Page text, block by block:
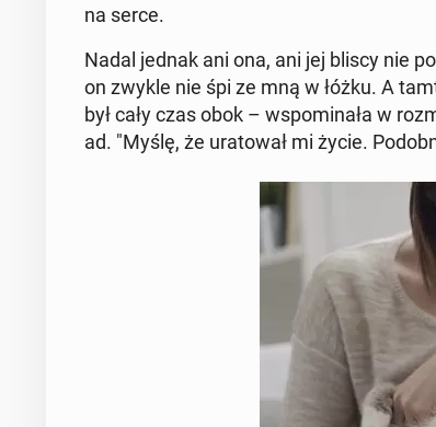
na serce.
Nadal jednak ani ona, ani jej bliscy nie
on zwykle nie śpi ze mną w łóżku. A
był cały czas obok – wspo­mi­na­ła w
ad. "Myślę, że ura­to­wał mi życie.